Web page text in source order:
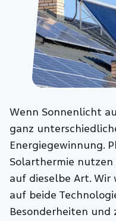
Wenn Sonnenlicht
ganz
Energiegewinnung.
Solarthermie
auf dieselbe Art. Wir
auf beide
Besonderheiten und